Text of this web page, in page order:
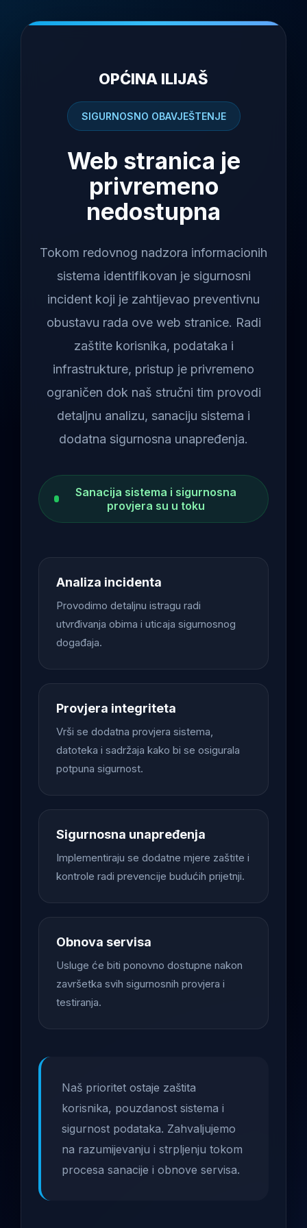
OPĆINA ILIJAŠ
SIGURNOSNO OBAVJEŠTENJE
Web stranica je
privremeno
nedostupna
Tokom redovnog nadzora informacionih
sistema identifikovan je sigurnosni
incident koji je zahtijevao preventivnu
obustavu rada ove web stranice. Radi
zaštite korisnika, podataka i
infrastrukture, pristup je privremeno
ograničen dok naš stručni tim provodi
detaljnu analizu, sanaciju sistema i
dodatna sigurnosna unapređenja.
Sanacija sistema i sigurnosna
provjera su u toku
Analiza incidenta
Provodimo detaljnu istragu radi
utvrđivanja obima i uticaja sigurnosnog
događaja.
Provjera integriteta
Vrši se dodatna provjera sistema,
datoteka i sadržaja kako bi se osigurala
potpuna sigurnost.
Sigurnosna unapređenja
Implementiraju se dodatne mjere zaštite i
kontrole radi prevencije budućih prijetnji.
Obnova servisa
Usluge će biti ponovno dostupne nakon
završetka svih sigurnosnih provjera i
testiranja.
Naš prioritet ostaje zaštita
korisnika, pouzdanost sistema i
sigurnost podataka. Zahvaljujemo
na razumijevanju i strpljenju tokom
procesa sanacije i obnove servisa.